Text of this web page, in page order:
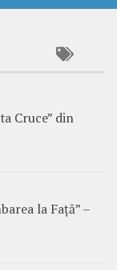
Cruce” din
la Față” –